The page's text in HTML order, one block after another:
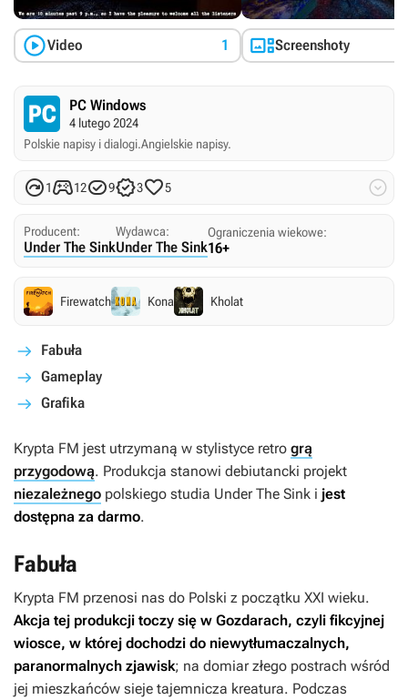
Video 1 Screenshoty
PC Windows
4 lutego 2024
Polskie napisy i dialogi.Angielskie napisy.
112935 
Producent:
Under The Sink
Wydawca:
Under The Sink
Ograniczenia wiekowe:
16+
Firewatch Kona Kholat
Fabuła
Gameplay
Grafika
Krypta FM jest utrzymaną w stylistyce retro grą
przygodową. Produkcja stanowi debiutancki projekt
niezależnego polskiego studia Under The Sink i jest
dostępna za darmo.
Fabuła
Krypta FM przenosi nas do Polski z początku XXI wieku.
Akcja tej produkcji toczy się w Gozdarach, czyli fikcyjnej
wiosce, w której dochodzi do niewytłumaczalnych,
paranormalnych zjawisk; na domiar złego postrach wśród
jej mieszkańców sieje tajemnicza kreatura. Podczas